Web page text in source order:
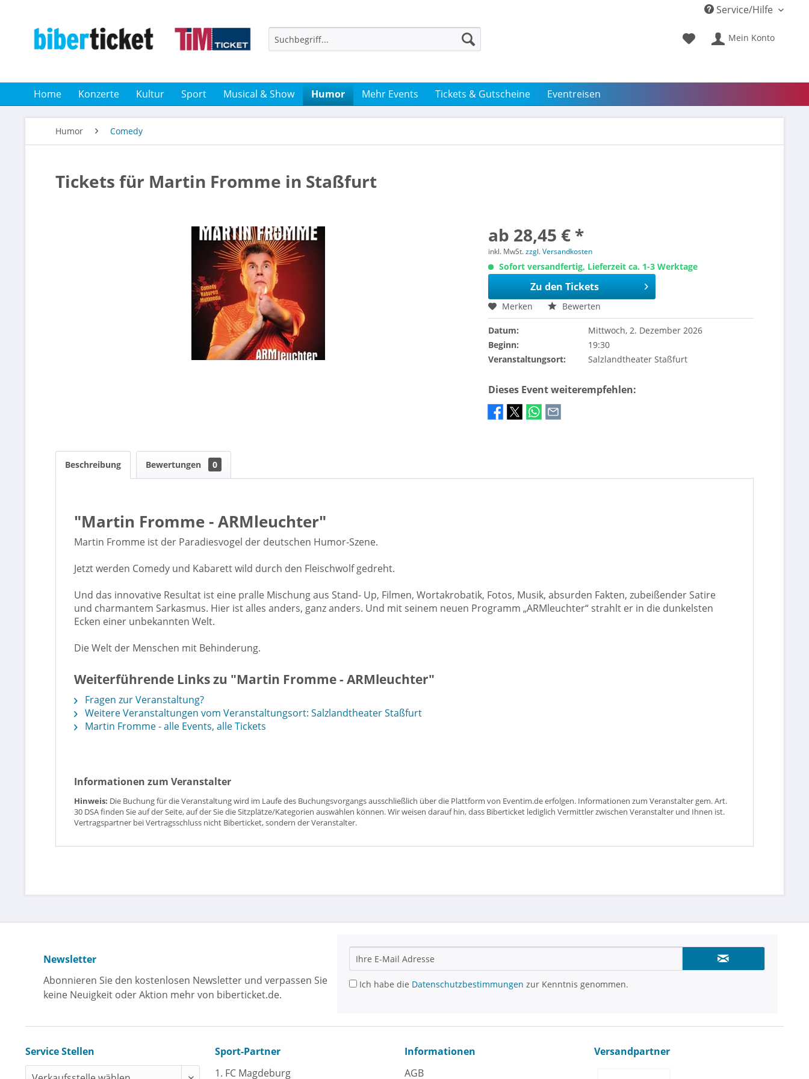
Service/Hilfe
Mein Konto
Home Konzerte Kultur Sport Musical & Show Humor Mehr Events Tickets & Gutscheine Eventreisen
Humor Comedy
Tickets für Martin Fromme in Staßfurt
ab 28,45 € *
inkl. MwSt.zzgl. Versandkosten
Sofort versandfertig, Lieferzeit ca. 1-3 Werktage
Zu den Tickets
Merken Bewerten
Datum:
Mittwoch, 2. Dezember 2026
Beginn:
19:30
Veranstaltungsort:
Salzlandtheater Staßfurt
Dieses Event weiterempfehlen:
Beschreibung Bewertungen 0
"Martin Fromme - ARMleuchter"
Martin Fromme ist der Paradiesvogel der deutschen Humor-Szene.
Jetzt werden Comedy und Kabarett wild durch den Fleischwolf gedreht.
Und das innovative Resultat ist eine pralle Mischung aus Stand- Up, Filmen, Wortakrobatik, Fotos, Musik, absurden Fakten, zubeißender Satire
und charmantem Sarkasmus. Hier ist alles anders, ganz anders. Und mit seinem neuen Programm „ARMleuchter“ strahlt er in die dunkelsten
Ecken einer unbekannten Welt.
Die Welt der Menschen mit Behinderung.
Weiterführende Links zu "Martin Fromme - ARMleuchter"
Fragen zur Veranstaltung?
Weitere Veranstaltungen vom Veranstaltungsort: Salzlandtheater Staßfurt
Martin Fromme - alle Events, alle Tickets
Informationen zum Veranstalter
Hinweis: Die Buchung für die Veranstaltung wird im Laufe des Buchungsvorgangs ausschließlich über die Plattform von Eventim.de erfolgen. Informationen zum Veranstalter gem. Art.
30 DSA finden Sie auf der Seite, auf der Sie die Sitzplätze/Kategorien auswählen können. Wir weisen darauf hin, dass Biberticket lediglich Vermittler zwischen Veranstalter und Ihnen ist.
Vertragspartner bei Vertragsschluss nicht Biberticket, sondern der Veranstalter.
Newsletter
Abonnieren Sie den kostenlosen Newsletter und verpassen Sie
keine Neuigkeit oder Aktion mehr von biberticket.de.
Ich habe die Datenschutzbestimmungen zur Kenntnis genommen.
Service Stellen
Sport-Partner
1. FC Magdeburg
Informationen
AGB
Versandpartner